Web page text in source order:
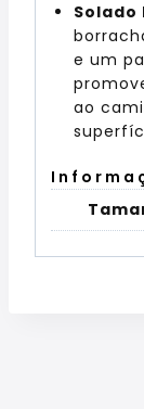
Solado
e um
ao